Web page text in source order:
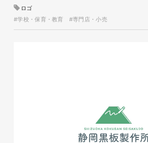
ロゴ
#学校・保育・教育
#専門店・小売